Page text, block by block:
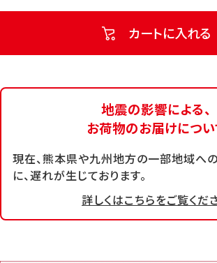
カートに入れる
地震の影響による、
お荷物のお届けについ
現在、熊本県や九州地方の一部地域へ
に、遅れが生じております。
詳しくはこちらをご覧くだ